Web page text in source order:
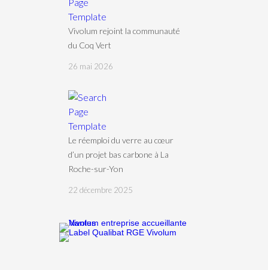
Vivolum rejoint la communauté
du Coq Vert
26 mai 2026
Le réemploi du verre au cœur
d’un projet bas carbone à La
Roche-sur-Yon
22 décembre 2025